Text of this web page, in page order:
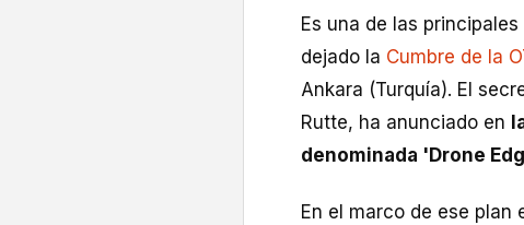
Es una de las
dejado la Cumbre de la
Ankara (Turquía). El
Rutte, ha anunciado en
denominada 'Drone
En el marco de ese plan